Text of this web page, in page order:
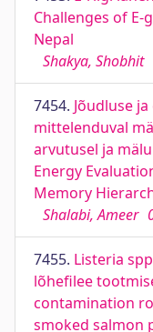
Challenges of
Nepal
Shakya, Shobhit
7454. Jõudluse
mittelenduval
arvutusel ja
Energy
Memory
Shalabi, Ameer
7455. Listeria
lõhefilee
contamination
smoked salmon